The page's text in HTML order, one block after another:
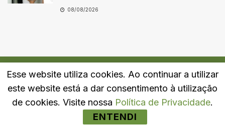
08/08/2026
Quem Somos Fale Conosco Política de Privacidade
Esse website utiliza cookies. Ao continuar a utilizar
este website está a dar consentimento à utilização
de cookies. Visite nossa Política de Privacidade.
ENTENDI